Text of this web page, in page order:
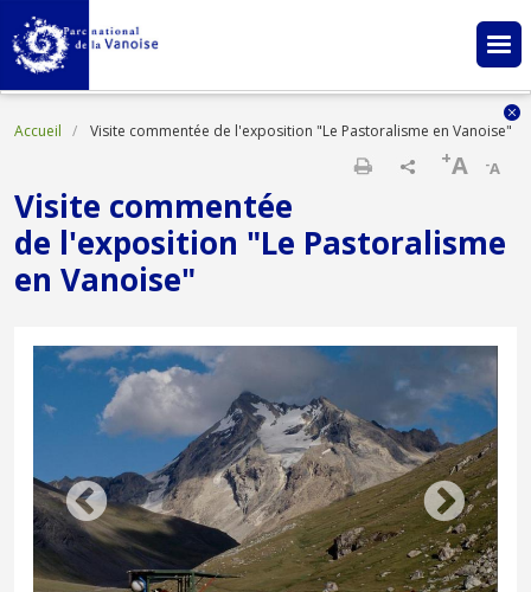
Aller au contenu principal
Fil d'Ariane
Accueil Visite commentée de l'exposition "Le Pastoralisme en Vanoise"
-A
+A
Visite commentée
de l'exposition "Le Pastoralisme
en Vanoise"